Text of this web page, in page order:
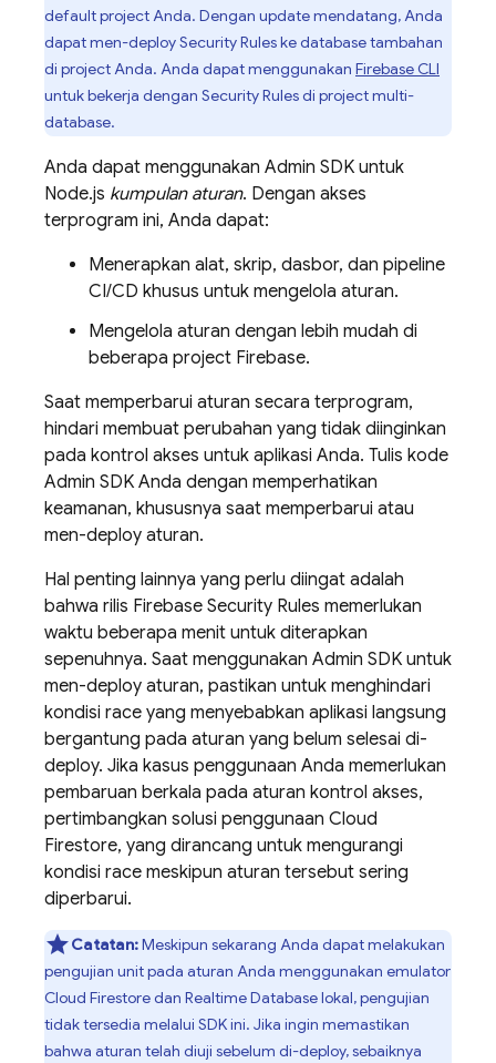
default project Anda. Dengan update mendatang, Anda
dapat men-deploySecurity Ruleske database tambahan
di project Anda. Anda dapat menggunakan Firebase CLI
untuk bekerja dengan Security Rulesdi project multi-
database.
Anda dapat menggunakan Admin SDK untuk
Node.js kumpulan aturan. Dengan akses
terprogram ini, Anda dapat:
Menerapkan alat, skrip, dasbor, dan pipeline
CI/CD khusus untuk mengelola aturan.
Mengelola aturan dengan lebih mudah di
beberapa project Firebase.
Saat memperbarui aturan secara terprogram,
hindari membuat perubahan yang tidak diinginkan
pada kontrol akses untuk aplikasi Anda. Tulis kode
Admin SDK Anda dengan memperhatikan
keamanan, khususnya saat memperbarui atau
men-deploy aturan.
Hal penting lainnya yang perlu diingat adalah
bahwa rilis Firebase Security Rules memerlukan
waktu beberapa menit untuk diterapkan
sepenuhnya. Saat menggunakan Admin SDK untuk
men-deploy aturan, pastikan untuk menghindari
kondisi race yang menyebabkan aplikasi langsung
bergantung pada aturan yang belum selesai di-
deploy. Jika kasus penggunaan Anda memerlukan
pembaruan berkala pada aturan kontrol akses,
pertimbangkan solusi penggunaan Cloud
Firestore, yang dirancang untuk mengurangi
kondisi race meskipun aturan tersebut sering
diperbarui.
Catatan:Meskipun sekarang Anda dapat melakukan
pengujian unit pada aturan Anda menggunakan emulator
Cloud Firestoredan Realtime Databaselokal, pengujian
tidak tersedia melalui SDK ini. Jika ingin memastikan
bahwa aturan telah diuji sebelum di-deploy, sebaiknya